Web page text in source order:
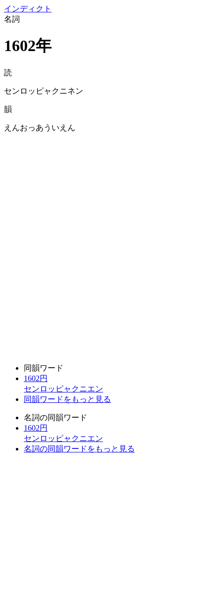
インディクト
名詞
1602年
読
センロッピャクニネン
韻
えんおっあういえん
同韻ワード
1602円
センロッピャクニエン
同韻ワードをもっと見る
名詞の同韻ワード
1602円
センロッピャクニエン
名詞の同韻ワードをもっと見る